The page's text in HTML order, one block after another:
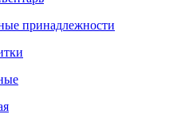
принадлежности